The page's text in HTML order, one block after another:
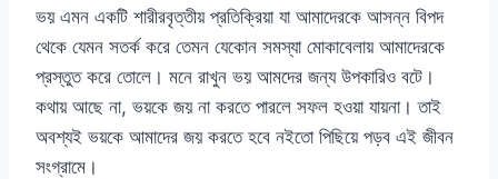
ভয় এমন একটি শারীরবৃত্তীয় প্রতিক্রিয়া যা আমাদেরকে আসন্ন বিপদ
থেকে যেমন সতর্ক করে তেমন যেকোন সমস্যা মোকাবেলায় আমাদেরকে
প্রস্তুত করে তোলে। মনে রাখুন ভয় আমদের জন্য উপকারিও বটে।
কথায় আছে না, ভয়কে জয় না করতে পারলে সফল হওয়া যায়না। তাই
অবশ্যই ভয়কে আমাদের জয় করতে হবে নইতো পিছিয়ে পড়ব এই জীবন
সংগ্রামে।